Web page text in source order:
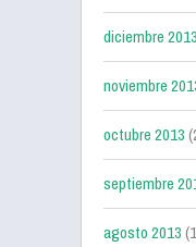
diciembre 2013
noviembre
octubre 2013
septiembre
agosto 2013